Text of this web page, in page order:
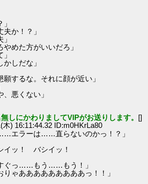
か！？」
めた方がいいだろ」
しだな」
願するな。それに顔が近い」
悪くない」
しにかわりましてVIPがお送りします。 []
木) 16:11:44.32 ID:m0HKrLa80
エラーは……直らないのかっ！？」
ッ！ バシイッ！
ぐっ……もう……もう！」
りゃあああああああああっ！！」